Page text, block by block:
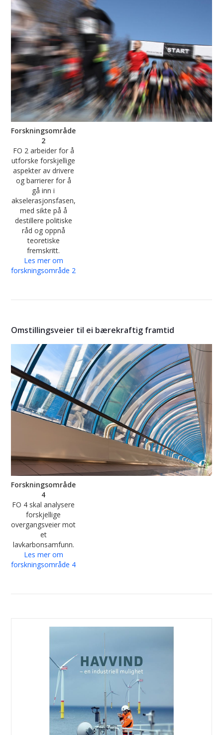
Forskningsområde
2
FO 2 arbeider for å
utforske forskjellige
aspekter av drivere
og barrierer for å
gå inn i
akselerasjonsfasen,
med sikte på å
destillere politiske
råd og oppnå
teoretiske
fremskritt.
Les mer om
forskningsområde 2
Omstillingsveier til ei bærekraftig framtid
Forskningsområde
4
FO 4 skal analysere
forskjellige
overgangsveier mot
et
lavkarbonsamfunn.
Les mer om
forskningsområde 4